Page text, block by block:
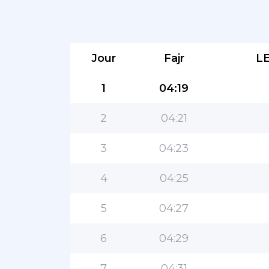
Jour Fajr
1 04:19
2 04:21
3 04:23
4 04:25
5 04:27
6 04:29